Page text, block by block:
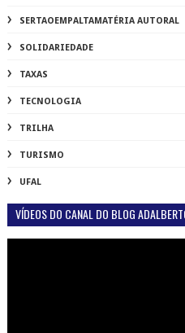
SERTAOEMPALTAMATÉRIA AUTORAL
SOLIDARIEDADE
TAXAS
TECNOLOGIA
TRILHA
TURISMO
UFAL
VÍDEOS DO CANAL DO BLOG